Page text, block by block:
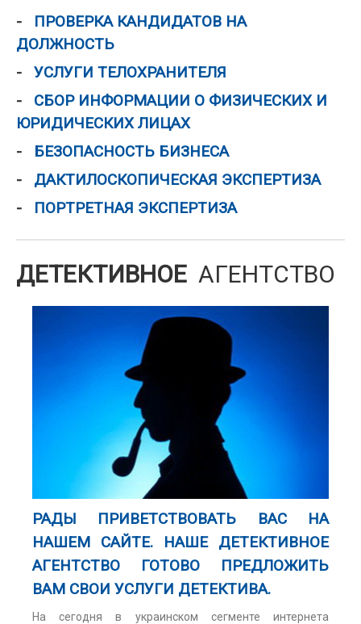
ПРОВЕРКА КАНДИДАТОВ НА
ДОЛЖНОСТЬ
УСЛУГИ ТЕЛОХРАНИТЕЛЯ
СБОР ИНФОРМАЦИИ О ФИЗИЧЕСКИХ И
ЮРИДИЧЕСКИХ ЛИЦАХ
БЕЗОПАСНОСТЬ БИЗНЕСА
ДАКТИЛОСКОПИЧЕСКАЯ ЭКСПЕРТИЗА
ПОРТРЕТНАЯ ЭКСПЕРТИЗА
ДЕТЕКТИВНОЕ АГЕНТСТВО
РАДЫ ПРИВЕТСТВОВАТЬ ВАС НА
НАШЕМ САЙТЕ. НАШЕ ДЕТЕКТИВНОЕ
АГЕНТСТВО ГОТОВО ПРЕДЛОЖИТЬ
ВАМ СВОИ УСЛУГИ ДЕТЕКТИВА.
На сегодня в украинском сегменте интернета